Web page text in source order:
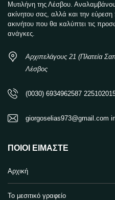
Μυτιλήνη της Λέσβου.
ακίνητου σας, αλλά και την
ακινήτου που θα καλύπτει τις
ανάγκες.
Αρχιπελάγους 21 (Πλατεία
Λέσβος
(0030) 6934962587
giorgoselias973@gmail.com
ΠΟΙΟΙ ΕΊΜΑΣΤΕ
Αρχική
Το μεσιτικό γραφείο